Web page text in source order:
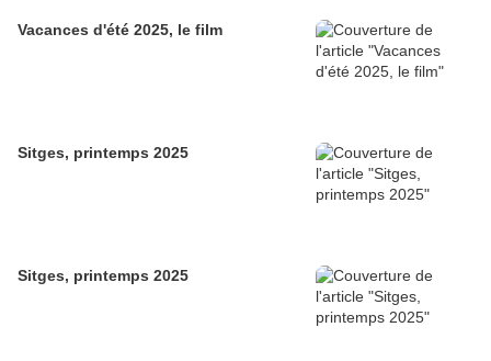
Vacances d'été 2025, le film
Sitges, printemps 2025
Sitges, printemps 2025